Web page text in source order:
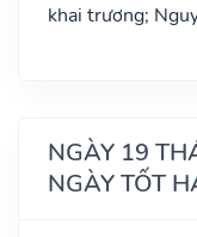
khai trương;
NGÀY 19
NGÀY TỐT